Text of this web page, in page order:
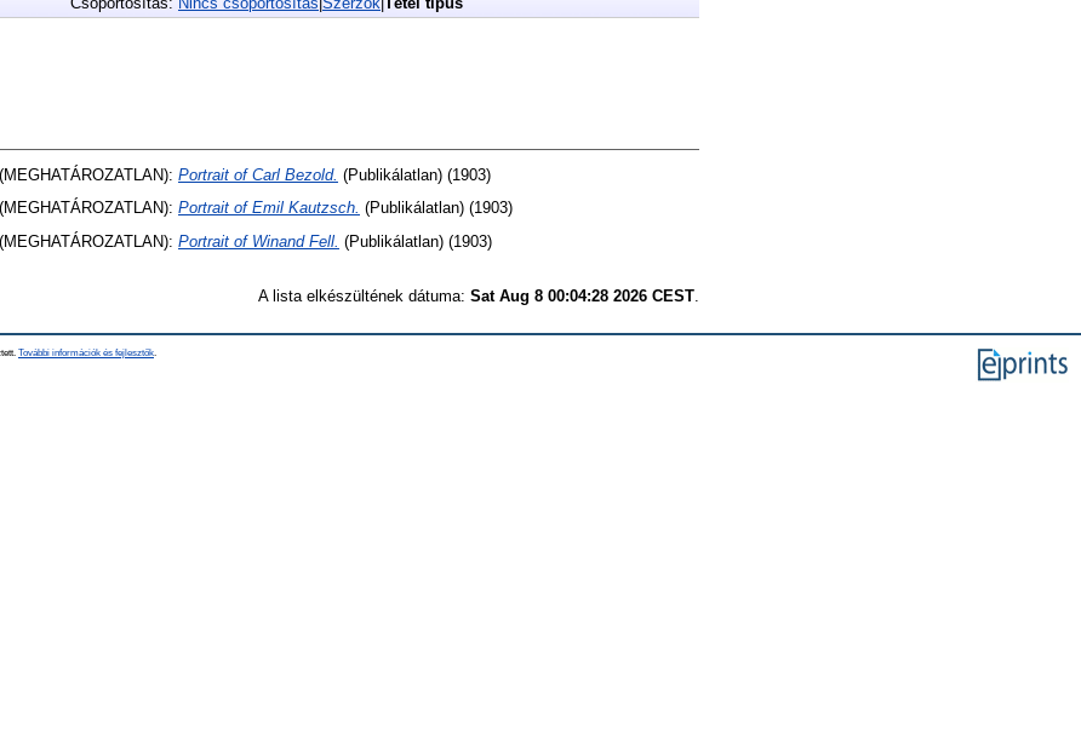
Portrait of Carl Bezold. (Publikálatlan) (1903)
Portrait of Emil Kautzsch. (Publikálatlan) (1903)
Portrait of Winand Fell. (Publikálatlan) (1903)
A lista elkészültének dátuma: Sat Aug 8 00:04:28 2026 CEST.
További információk és fejlesztők